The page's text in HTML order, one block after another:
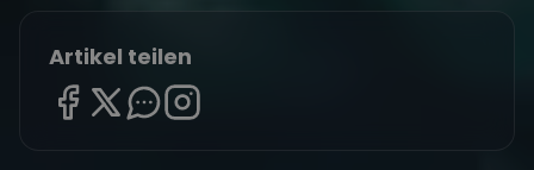
Artikel teilen